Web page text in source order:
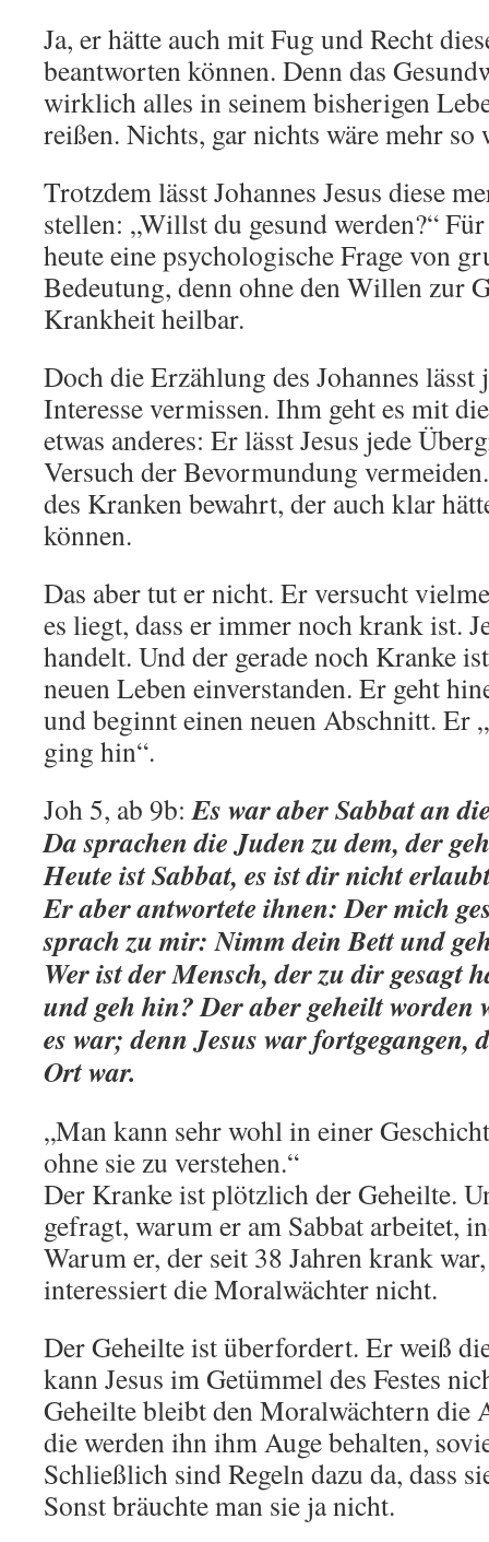
Ja, er hätte auch mit Fug und Recht
beantworten können. Denn das
wirklich alles in seinem bisherigen
reißen. Nichts, gar nichts wäre mehr so
Trotzdem lässt Johannes Jesus diese
stellen: „Willst du gesund werden?“
heute eine psychologische Frage von
Bedeutung, denn ohne den Willen zur
Krankheit heilbar.
Doch die Erzählung des Johannes lässt
Interesse vermissen. Ihm geht es mit
etwas anderes: Er lässt Jesus jede
Versuch der Bevormundung
des Kranken bewahrt, der auch klar
können.
Das aber tut er nicht. Er versucht
es liegt, dass er immer noch krank ist.
handelt. Und der gerade noch Kranke
neuen Leben einverstanden. Er geht
und beginnt einen neuen Abschnitt. Er
ging hin“.
Joh 5, ab 9b:Es war aber Sabbat an
Da sprachen die Juden zu dem, der
Heute ist Sabbat, es ist dir nicht
Er aber antwortete ihnen: Der mich
sprach zu mir: Nimm dein Bett und
Wer ist der Mensch, der zu dir gesagt
und geh hin? Der aber geheilt worden
es war; denn Jesus war fortgegangen,
Ort war.
„Man kann sehr wohl in einer
ohne sie zu verstehen.“
Der Kranke ist plötzlich der Geheilte.
gefragt, warum er am Sabbat arbeitet,
Warum er, der seit 38 Jahren krank
interessiert die Moralwächter nicht.
Der Geheilte ist überfordert. Er weiß
kann Jesus im Getümmel des Festes
Geheilte bleibt den Moralwächtern die
die werden ihn ihm Auge behalten,
Schließlich sind Regeln dazu da, dass
Sonst bräuchte man sie ja nicht.